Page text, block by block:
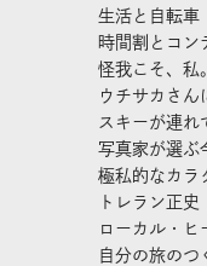
生活と自転車
時間割とコン
怪我こそ、私。
ウチサカさん
スキーが連れ
写真家が選ぶ
極私的なカラ
トレラン正史
ローカル・ヒ
自分の旅のつ